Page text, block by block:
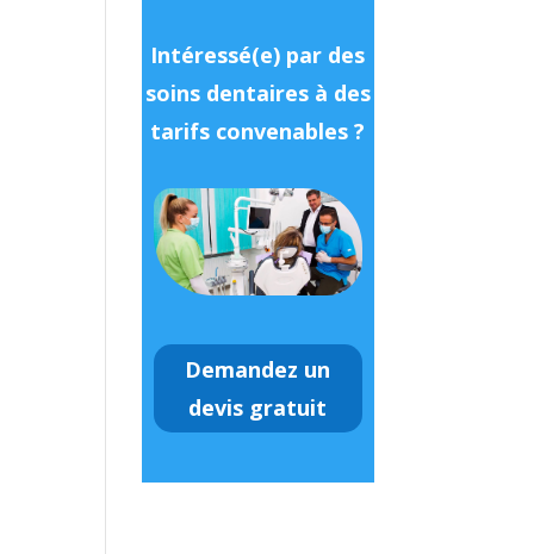
Intéressé(e) par des
soins dentaires à des
tarifs convenables ?
Demandez un
devis gratuit